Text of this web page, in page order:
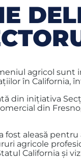
agricol sunt
în California,
din inițiativa
din
fost aleasă
agricole
California și